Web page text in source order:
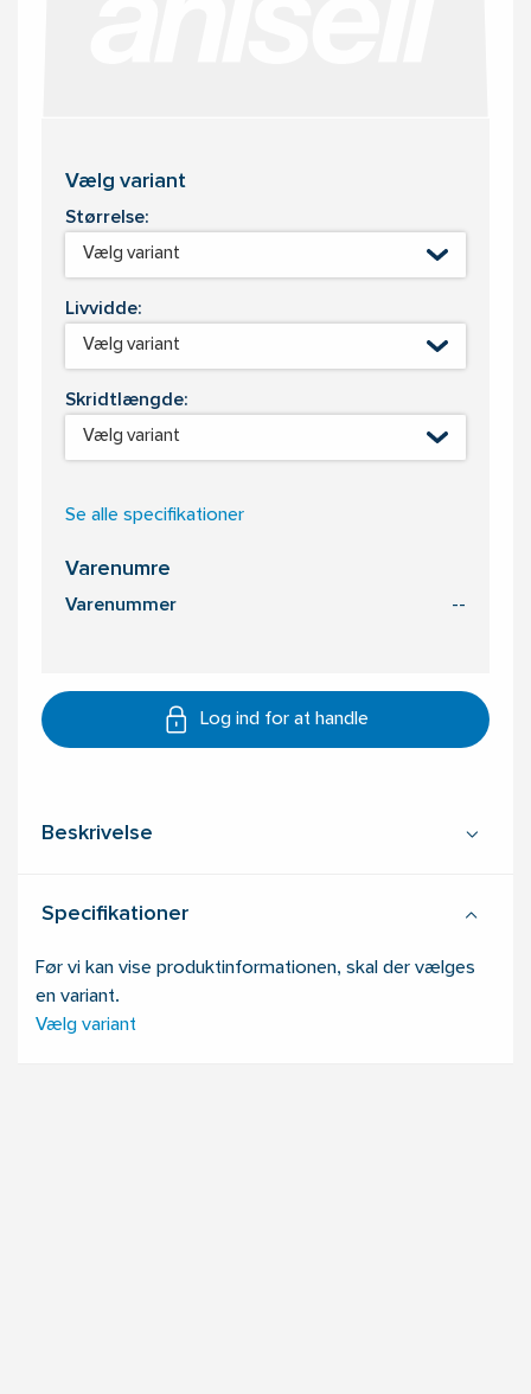
Vælg variant
Størrelse:
Vælg variant
Livvidde:
Vælg variant
Skridtlængde:
Vælg variant
Se alle specifikationer
Varenumre
Varenummer --
Log ind for at handle
Beskrivelse
Specifikationer
Før vi kan vise produktinformationen, skal der vælges
en variant.
Vælg variant